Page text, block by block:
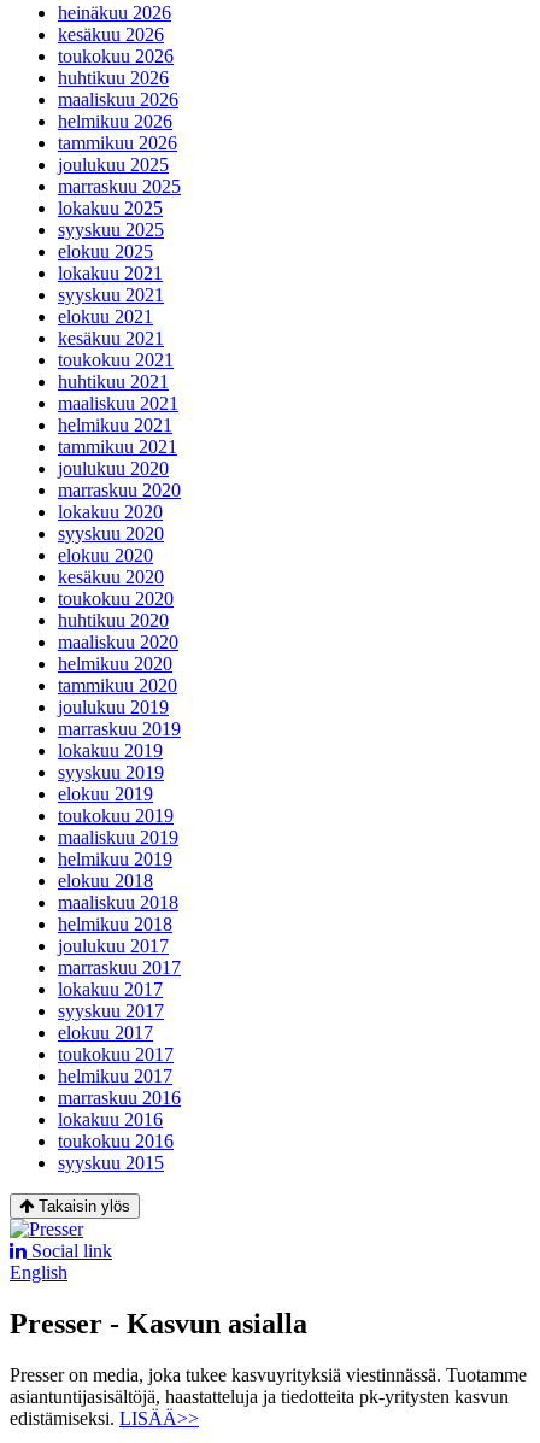
heinäkuu 2026
kesäkuu 2026
toukokuu 2026
huhtikuu 2026
maaliskuu 2026
helmikuu 2026
tammikuu 2026
joulukuu 2025
marraskuu 2025
lokakuu 2025
syyskuu 2025
elokuu 2025
lokakuu 2021
syyskuu 2021
elokuu 2021
kesäkuu 2021
toukokuu 2021
huhtikuu 2021
maaliskuu 2021
helmikuu 2021
tammikuu 2021
joulukuu 2020
marraskuu 2020
lokakuu 2020
syyskuu 2020
elokuu 2020
kesäkuu 2020
toukokuu 2020
huhtikuu 2020
maaliskuu 2020
helmikuu 2020
tammikuu 2020
joulukuu 2019
marraskuu 2019
lokakuu 2019
syyskuu 2019
elokuu 2019
toukokuu 2019
maaliskuu 2019
helmikuu 2019
elokuu 2018
maaliskuu 2018
helmikuu 2018
joulukuu 2017
marraskuu 2017
lokakuu 2017
syyskuu 2017
elokuu 2017
toukokuu 2017
helmikuu 2017
marraskuu 2016
lokakuu 2016
toukokuu 2016
syyskuu 2015
Takaisin ylös
Social link
English
Presser - Kasvun asialla
Presser on media, joka tukee kasvuyrityksiä viestinnässä. Tuotamme
asiantuntijasisältöjä, haastatteluja ja tiedotteita pk-yritysten kasvun
edistämiseksi. LISÄÄ>>